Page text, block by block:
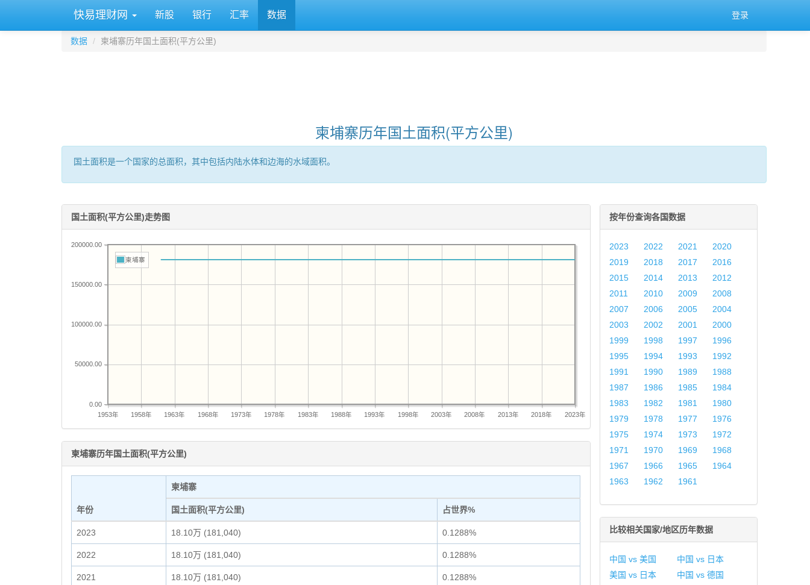
快易理财网 新股 银行 汇率 数据 登录
数据 柬埔寨历年国土面积(平方公里)
柬埔寨历年国土面积(平方公里)
国土面积是一个国家的总面积，其中包括内陆水体和边海的水域面积。
国土面积(平方公里)走势图
1953年 1958年 1963年 1968年 1973年 1978年 1983年 1988年 1993年 1998年 2003年 2008年 2013年 2018年 2023年
0.00
50000.00
100000.00
150000.00
200000.00
柬埔寨
柬埔寨历年国土面积(平方公里)
年份
柬埔寨
国土面积(平方公里) 占世界%
2023 18.10万 (181,040) 0.1288%
2022 18.10万 (181,040) 0.1288%
2021 18.10万 (181,040) 0.1288%
按年份查询各国数据
2023 2022 2021
2020
2019
2018 2017
2016
2015
2014 2013
2012
2011
2010 2009
2008
2007
2006 2005
2004
2003
2002 2001
2000
1999
1998 1997
1996
1995
1994 1993
1992
1991
1990 1989
1988
1987
1986 1985
1984
1983
1982 1981
1980
1979
1978 1977
1976
1975
1974 1973
1972
1971
1970 1969
1968
1967
1966 1965
1964
1963
1962 1961
比较相关国家/地区历年数据
中国 vs 美国
中国 vs 日本
美国 vs 日本
中国 vs 德国